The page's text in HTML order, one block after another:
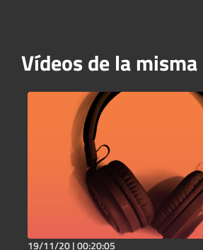
Vídeos de la
19/11/20 |00:20:05